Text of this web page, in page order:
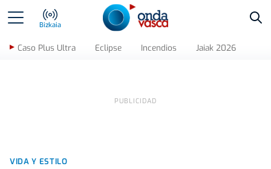
Bizkaia
Caso Plus Ultra Eclipse Incendios Jaiak 2026
VIDA Y ESTILO